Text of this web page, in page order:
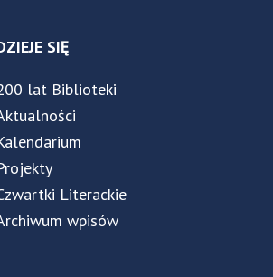
SIĘ
lat Biblioteki
Literackie
wpisów